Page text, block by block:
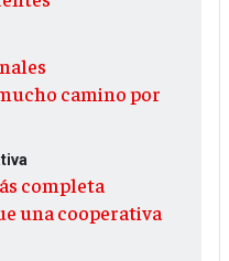
camino por
completa
una cooperativa